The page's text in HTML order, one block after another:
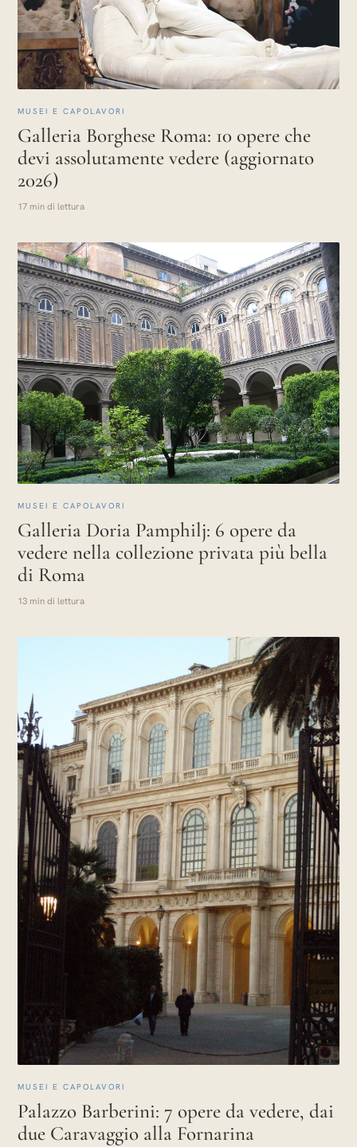
MUSEI E CAPOLAVORI
Galleria Borghese Roma: 10 opere che
devi assolutamente vedere (aggiornato
2026)
17 min di lettura
MUSEI E CAPOLAVORI
Galleria Doria Pamphilj: 6 opere da
vedere nella collezione privata più bella
di Roma
13 min di lettura
MUSEI E CAPOLAVORI
Palazzo Barberini: 7 opere da vedere, dai
due Caravaggio alla Fornarina